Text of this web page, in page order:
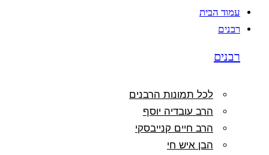
עמוד הבית
רבנים
רבנים
לכל תמונות הרבנים
הרב עובדיה יוסף
הרב חיים קנייבסקי
הבן איש חי